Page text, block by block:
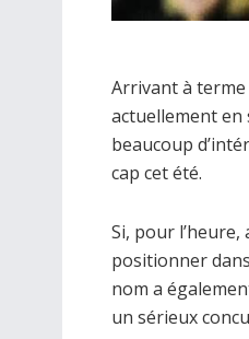
Arrivant à terme
actuellement en
beaucoup
cap cet été.
Si, pour
positionner
nom a
un sérieux